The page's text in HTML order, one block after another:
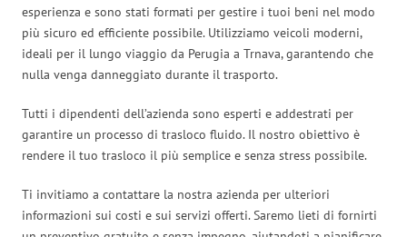
esperienza e sono stati formati per gestire i tuoi beni nel modo
più sicuro ed efficiente possibile. Utilizziamo veicoli moderni,
ideali per il lungo viaggio da Perugia a Trnava, garantendo che
nulla venga danneggiato durante il trasporto.
Tutti i dipendenti dell’azienda sono esperti e addestrati per
garantire un processo di trasloco fluido. Il nostro obiettivo è
rendere il tuo trasloco il più semplice e senza stress possibile.
Ti invitiamo a contattare la nostra azienda per ulteriori
informazioni sui costi e sui servizi offerti. Saremo lieti di fornirti